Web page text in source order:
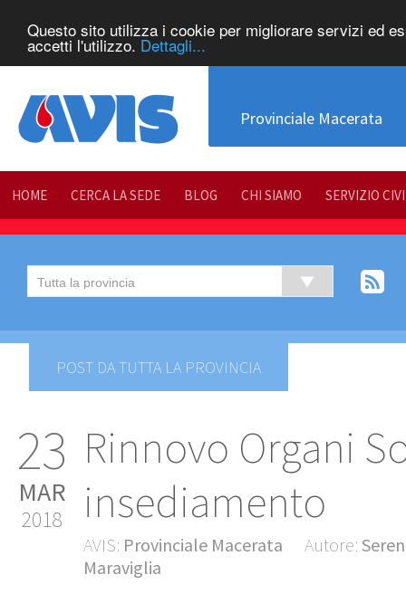
Questo sito utilizza i cookie per migliorare servizi ed
accetti l'utilizzo. Dettagli...
Provinciale Macerata
HOME CERCA LA SEDE BLOG CHI SIAMO SERVIZIO
POST DA TUTTA LA PROVINCIA
23
MAR
2018
Rinnovo Organi
insediamento
AVIS: Provinciale Macerata Autore:
Maraviglia